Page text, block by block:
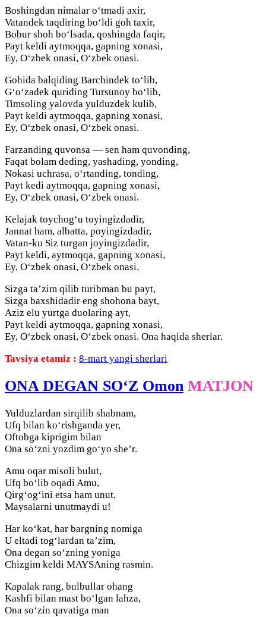
Boshingdan nimalar o‘tmadi axir,
Vatandek taqdiring bo‘ldi goh taxir,
Bobur shoh bo‘lsada, qoshingda faqir,
Payt keldi aytmoqqa, gapning xonasi,
Ey, O‘zbek onasi, O‘zbek onasi.
Gohida balqiding Barchindek to‘lib,
G‘o‘zadek quriding Tursunoy bo‘lib,
Timsoling yalovda yulduzdek kulib,
Payt keldi aytmoqqa, gapning xonasi,
Ey, O‘zbek onasi, O‘zbek onasi.
Farzanding quvonsa — sen ham quvonding,
Faqat bolam deding, yashading, yonding,
Nokasi uchrasa, o‘rtanding, tonding,
Payt kedi aytmoqqa, gapning xonasi,
Ey, O‘zbek onasi, O‘zbek onasi.
Kelajak toychog‘u toyingizdadir,
Jannat ham, albatta, poyingizdadir,
Vatan-ku Siz turgan joyingizdadir,
Payt keldi, aytmoqqa, gapning xonasi,
Ey, O‘zbek onasi, O‘zbek onasi.
Sizga ta’zim qilib turibman bu payt,
Sizga baxshidadir eng shohona bayt,
Aziz elu yurtga duolaring ayt,
Payt keldi aytmoqqa, gapning xonasi,
Ey, O‘zbek onasi, O‘zbek onasi. Ona haqida sherlar.
Tavsiya etamiz : 8-mart yangi sherlari
ONA DЕGAN SO‘Z Omon MATJON
Yulduzlardan sirqilib shabnam,
Ufq bilan ko‘rishganda yer,
Oftobga kiprigim bilan
Ona so‘zni yozdim go‘yo she’r.
Amu oqar misoli bulut,
Ufq bo‘lib oqadi Amu,
Qirg‘og‘ini etsa ham unut,
Maysalarni unutmaydi u!
Har ko‘kat, har bargning nomiga
U eltadi tog‘lardan ta’zim,
Ona degan so‘zning yoniga
Chizgim keldi MAYSAning rasmin.
Kapalak rang, bulbullar ohang
Kashfi bilan mast bo‘lgan lahza,
Ona so‘zin qavatiga man